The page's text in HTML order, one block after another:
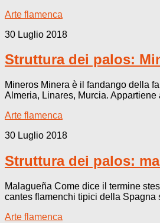
Arte flamenca
30 Luglio 2018
Struttura dei palos:
Mineros Minera è il fandango della
Almeria, Linares, Murcia.
Arte flamenca
30 Luglio 2018
Struttura dei palos:
Malagueña Come dice il termine
cantes flamenchi tipici della Spagna
Arte flamenca